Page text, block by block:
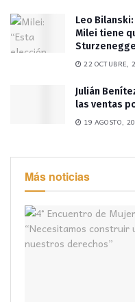
Leo
Milei tiene
22 OCTUBRE,
Julián
las ventas
19 AGOSTO,
Más noticias